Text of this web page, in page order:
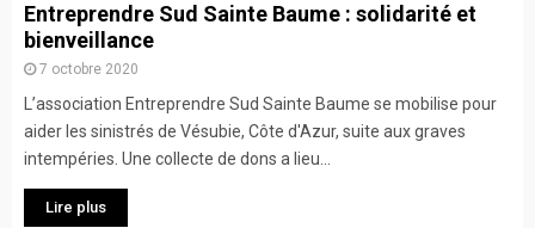
Entreprendre Sud Sainte Baume : solidarité et
bienveillance
7 octobre 2020
L’association Entreprendre Sud Sainte Baume se mobilise pour
aider les sinistrés de Vésubie, Côte d'Azur, suite aux graves
intempéries. Une collecte de dons a lieu...
Lire plus